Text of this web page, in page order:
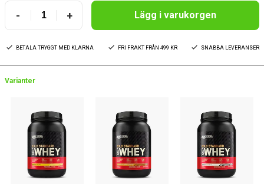
- + Lägg i varukorgen
BETALA TRYGGT MED KLARNA FRI FRAKT FRÅN 499 KR SNABBA LEVERANSER
Varianter